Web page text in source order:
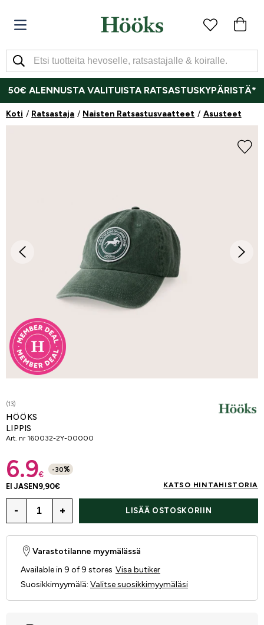
50€ ALENNUSTA VALITUISTA RATSASTUSKYPÄRISTÄ*
Koti Ratsastaja Naisten Ratsastusvaatteet Asusteet
(13)
HÖÖKS
LIPPIS
Art. nr 160032-2Y-00000
6.9€
-30%
EI JÄSEN 9,90€ KATSO HINTAHISTORIA
- + LISÄÄ OSTOSKORIIN
Varastotilanne myymälässä
Available in 9 of 9 stores Visa butiker
Suosikkimyymälä: Valitse suosikkimyymäläsi